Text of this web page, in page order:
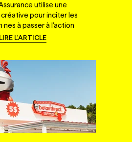
utilise une
pour inciter les
à passer à l'action
LIRE L'ARTICLE